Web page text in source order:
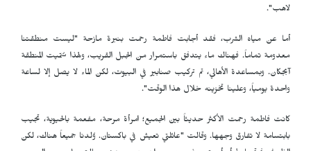
لاهب".
أما عن مياه الشرب، فقد أجابت فاطمة رحمت بنبرة مازحة "ليست منطقتنا
معدومة تماماً. فهناك ماء يتدفق باستمرار من الجبل القريب، ولهذا سُمّيت المنطقة
آبجكان. وبمساعدة الأهالي، تم تركيب صنابير في البيوت، لكن الماء لا يصل إلا لساعة
واحدة يومياً، وعلينا تخزينه خلال هذا الوقت".
كانت فاطمة رحمت الأكثر حديثاً بين الجميع؛ امرأة مرحة، مفعمة بالحيوية، تجيب
بابتسامة لا تفارق وجهها. وقالت "عائلتي تعيش في باكستان. وُلدنا جميعاً هناك، لكن